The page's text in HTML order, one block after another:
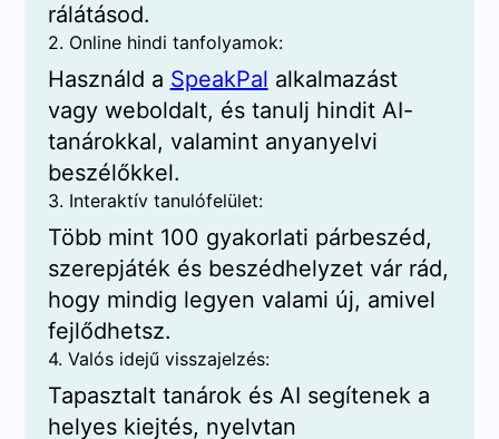
rálátásod.
2. Online hindi tanfolyamok:
Használd a SpeakPal alkalmazást
vagy weboldalt, és tanulj hindit AI-
tanárokkal, valamint anyanyelvi
beszélőkkel.
3. Interaktív tanulófelület:
Több mint 100 gyakorlati párbeszéd,
szerepjáték és beszédhelyzet vár rád,
hogy mindig legyen valami új, amivel
fejlődhetsz.
4. Valós idejű visszajelzés:
Tapasztalt tanárok és AI segítenek a
helyes kiejtés, nyelvtan